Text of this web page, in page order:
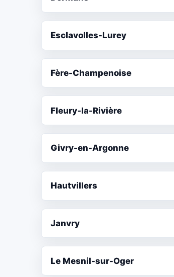
Esclavolles-Lurey
Fère-Champenoise
Fleury-la-Rivière
Givry-en-Argonne
Hautvillers
Janvry
Le Mesnil-sur-Oger